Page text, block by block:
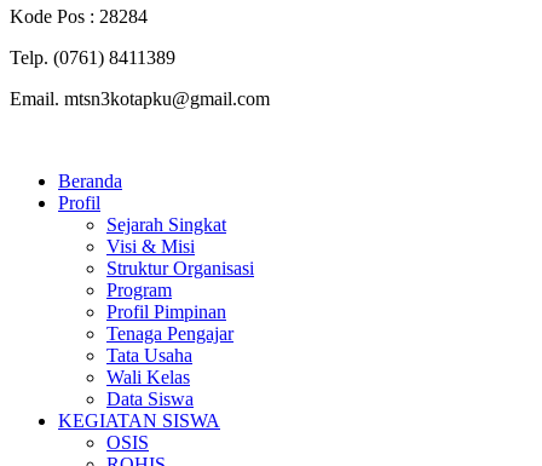
Kode Pos : 28284
Telp. (0761) 8411389
Email. mtsn3kotapku@gmail.com
Beranda
Profil
Sejarah Singkat
Visi & Misi
Struktur Organisasi
Program
Profil Pimpinan
Tenaga Pengajar
Tata Usaha
Wali Kelas
Data Siswa
KEGIATAN SISWA
OSIS